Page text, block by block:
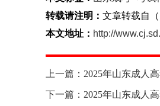
转载请注明： 文章转载自（
本文地址： http://
上一篇：2025年山东成人
下一篇：2025年山东成人